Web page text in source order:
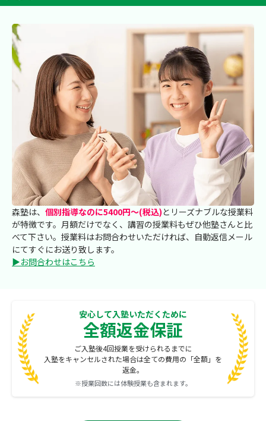
森塾は、 個別指導なのに5400円～(税込)とリーズナブルな授業料
が特徴です。月額だけでなく、講習の授業料もぜひ他塾さんと比
べて下さい。授業料はお問合わせいただければ、自動返信メール
にてすぐにお送り致します。
▶お問合わせはこちら
安心して入塾いただくために
全額返金保証
ご入塾後4回授業を受けられるまでに
入塾をキャンセルされた場合は全ての費用の「全額」を
返金。
※授業回数には体験授業も含まれます。